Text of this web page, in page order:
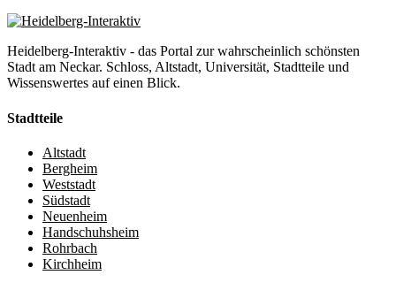
Heidelberg-Interaktiv - das Portal zur wahrscheinlich schönsten
Stadt am Neckar. Schloss, Altstadt, Universität, Stadtteile und
Wissenswertes auf einen Blick.
Stadtteile
Altstadt
Bergheim
Weststadt
Südstadt
Neuenheim
Handschuhsheim
Rohrbach
Kirchheim